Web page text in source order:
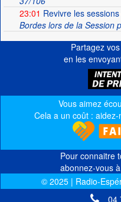
23:01 Revivre les
Bordes lors de la Session
Partagez
en les
Vous aimez
Cela a un coût :
Pour connaitre
abonnez-vous
© 2025 | Radio-
04